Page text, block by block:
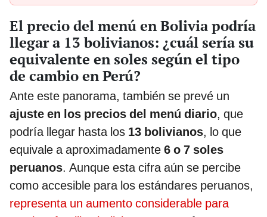
El precio del menú en Bolivia podría
llegar a 13 bolivianos: ¿cuál sería su
equivalente en soles según el tipo
de cambio en Perú?
Ante este panorama, también se prevé un
ajuste en los precios del menú diario, que
podría llegar hasta los 13 bolivianos, lo que
equivale a aproximadamente 6 o 7 soles
peruanos. Aunque esta cifra aún se percibe
como accesible para los estándares peruanos,
representa un aumento considerable para